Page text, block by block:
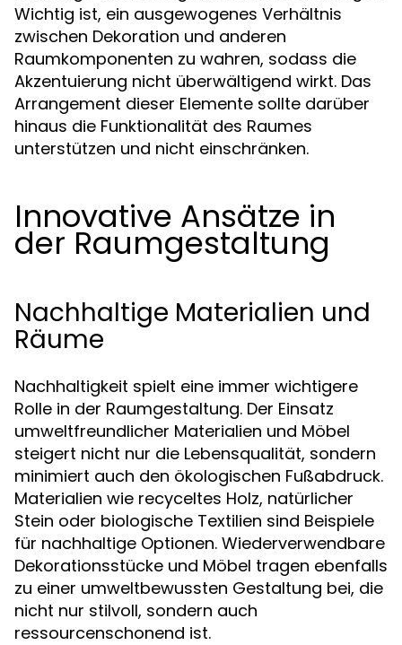
Wichtig ist, ein ausgewogenes Verhältnis
zwischen Dekoration und anderen
Raumkomponenten zu wahren, sodass die
Akzentuierung nicht überwältigend wirkt. Das
Arrangement dieser Elemente sollte darüber
hinaus die Funktionalität des Raumes
unterstützen und nicht einschränken.
Innovative Ansätze in
der Raumgestaltung
Nachhaltige Materialien und
Räume
Nachhaltigkeit spielt eine immer wichtigere
Rolle in der Raumgestaltung. Der Einsatz
umweltfreundlicher Materialien und Möbel
steigert nicht nur die Lebensqualität, sondern
minimiert auch den ökologischen Fußabdruck.
Materialien wie recyceltes Holz, natürlicher
Stein oder biologische Textilien sind Beispiele
für nachhaltige Optionen. Wiederverwendbare
Dekorationsstücke und Möbel tragen ebenfalls
zu einer umweltbewussten Gestaltung bei, die
nicht nur stilvoll, sondern auch
ressourcenschonend ist.